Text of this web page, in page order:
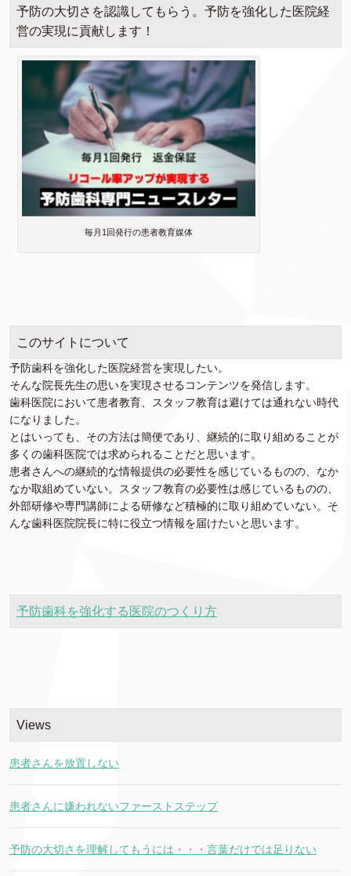
予防の大切さを認識してもらう。予防を強化した医院経
営の実現に貢献します！
毎月1回発行の患者教育媒体
このサイトについて
予防歯科を強化した医院経営を実現したい。
そんな院長先生の思いを実現させるコンテンツを発信します。
歯科医院において患者教育、スタッフ教育は避けては通れない時代
になりました。
とはいっても、その方法は簡便であり、継続的に取り組めることが
多くの歯科医院では求められることだと思います。
患者さんへの継続的な情報提供の必要性を感じているものの、なか
なか取組めていない。スタッフ教育の必要性は感じているものの、
外部研修や専門講師による研修など積極的に取り組めていない。そ
んな歯科医院院長に特に役立つ情報を届けたいと思います。
予防歯科を強化する医院のつくり方
Views
患者さんを放置しない
患者さんに嫌われないファーストステップ
予防の大切さを理解してもうには・・・言葉だけでは足りない